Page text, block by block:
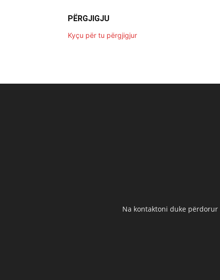
PËRGJIGJU
Kyçu për tu përgjigjur
Na kontaktoni duke përdorur